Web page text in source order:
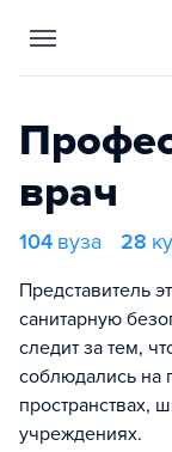
врач
104 вуза 28
Представитель
санитарную
следит за тем,
соблюдались на
пространствах,
учреждениях.